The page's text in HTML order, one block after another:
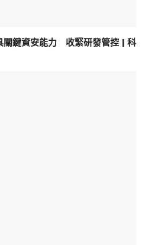
關鍵資安能力 收緊研發管控 | 科